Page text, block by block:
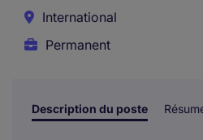
International
Permanent
Description du poste